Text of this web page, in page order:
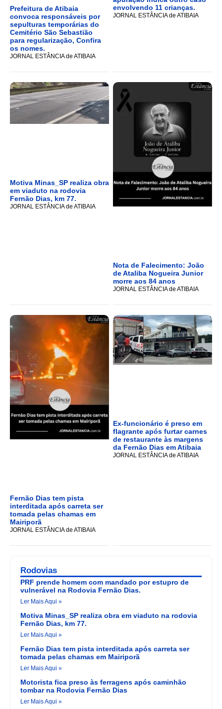
Prefeitura de Atibaia
convoca responsáveis por
sepulturas temporárias do
Cemitério São Sebastião
para regularização, Confira
os nomes.
JORNAL ESTÂNCIA de ATIBAIA
envolvendo 11 crianças.
JORNAL ESTÂNCIA de ATIBAIA
Motiva Minas_SP realiza obra
em viaduto na rodovia
Fernão Dias, km 77.
JORNAL ESTÂNCIA de ATIBAIA
Nota de Falecimento: João
de Ataliba Nogueira Junior
morre aos 84 anos
JORNAL ESTÂNCIA de ATIBAIA
Fernão Dias tem pista
interditada após carreta ser
tomada pelas chamas em
Mairiporã
JORNAL ESTÂNCIA de ATIBAIA
Ex-funcionário é preso em
flagrante após furtar carnes
de restaurante às margens
da Fernão Dias em Atibaia
JORNAL ESTÂNCIA de ATIBAIA
Rodovias
PRF prende homem com mandado por estupro de
vulnerável na Rodovia Fernão Dias.
Ler Mais Aqui »
Motiva Minas_SP realiza obra em viaduto na rodovia
Fernão Dias, km 77.
Ler Mais Aqui »
Fernão Dias tem pista interditada após carreta ser
tomada pelas chamas em Mairiporã
Ler Mais Aqui »
Motorista fica preso às ferragens após caminhão
tombar na Rodovia Fernão Dias
Ler Mais Aqui »